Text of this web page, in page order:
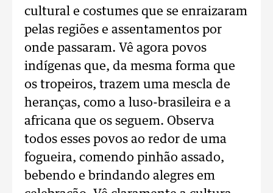
cultural e costumes que se enraizaram
pelas regiões e assentamentos por
onde passaram. Vê agora povos
indígenas que, da mesma forma que
os tropeiros, trazem uma mescla de
heranças, como a luso-brasileira e a
africana que os seguem. Observa
todos esses povos ao redor de uma
fogueira, comendo pinhão assado,
bebendo e brindando alegres em